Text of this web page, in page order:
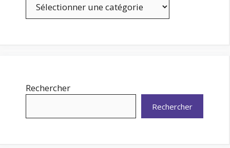
Rechercher
Rechercher